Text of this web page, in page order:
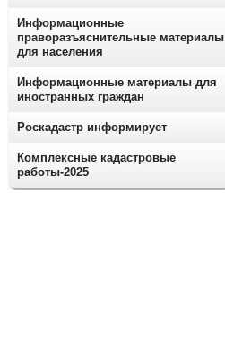
Информационные
праворазъяснительные материалы
для населения
Информационные материалы для
иностранных граждан
Роскадастр информирует
Комплексные кадастровые
работы-2025